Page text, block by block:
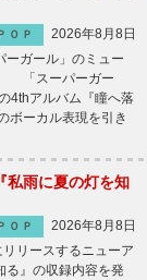
ＯＰ
2026年8月8日
ガール」のミュー
「スーパーガー
4thアルバム『瞳へ落
ボーカル表現を引き
私雨に夏の灯を知
ＯＰ
2026年8月8日
リースするニューア
る』の収録内容を発